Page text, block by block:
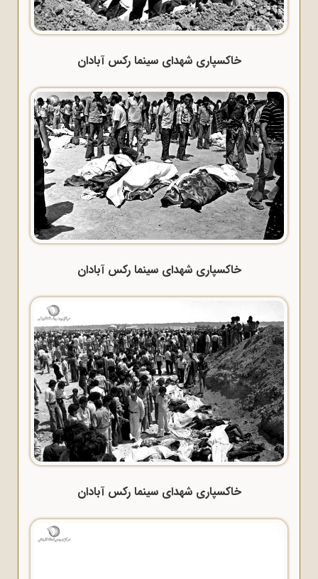
خاکسپاری شهدای سینما رکس آبادان
خاکسپاری شهدای سینما رکس آبادان
خاکسپاری شهدای سینما رکس آبادان